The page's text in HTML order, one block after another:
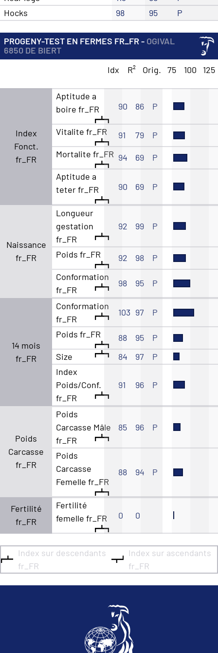
Hocks
98 95 P
PROGENY-TEST EN FERMES FR_FR - OGIVAL
6850 DE BIERT
Idx
R² Orig. 75 100 125
Index
Fonct.
fr_FR
Aptitude a
boire fr_FR
90 86 P
Vitalite fr_FR 91 79
P
Mortalite fr_FR 94 69
P
Aptitude a
teter fr_FR
90 69 P
Naissance
fr_FR
Longueur
gestation
fr_FR
92 99 P
Poids fr_FR 92 98
P
Conformation
fr_FR
98 95 P
14 mois
fr_FR
Conformation
fr_FR
103 97 P
Poids fr_FR 88 95
P
Size
84 97
P
Index
Poids/Conf.
fr_FR
91 96 P
Poids
Carcasse
fr_FR
Poids
Carcasse Mâle
fr_FR
85 96 P
Poids
Carcasse
Femelle fr_FR
88 94 P
Fertilité
fr_FR
Fertilité
femelle fr_FR
0 0
Index sur descendants
fr_FR
Index sur ascendants
fr_FR